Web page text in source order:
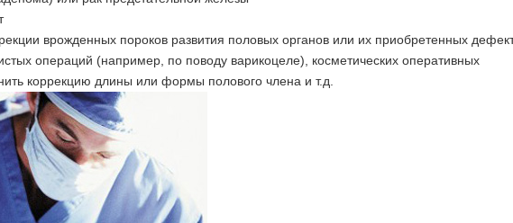
врожденных пороков развития половых органов или их приобретенных
операций (например, по поводу варикоцеле), косметических оперативных
коррекцию длины или формы полового члена и т.д.